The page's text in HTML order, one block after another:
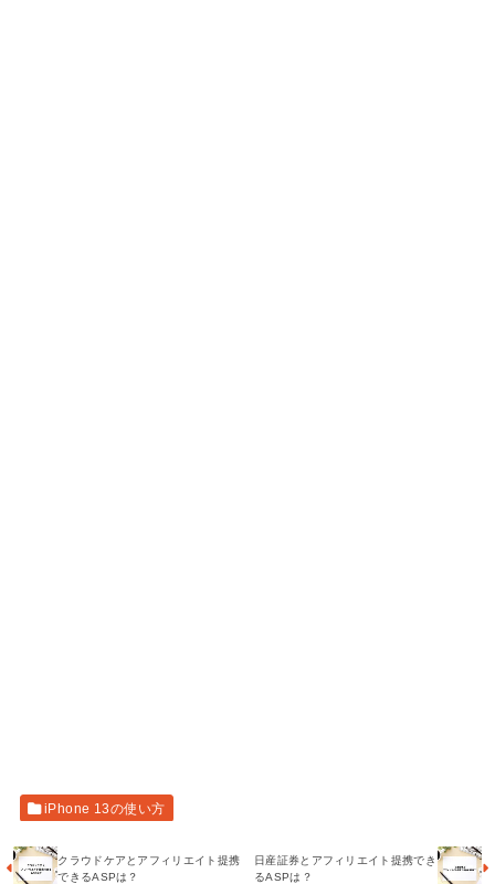
iPhone 13の使い方
クラウドケアとアフィリエイト提携
できるASPは？
日産証券とアフィリエイト提携でき
るASPは？